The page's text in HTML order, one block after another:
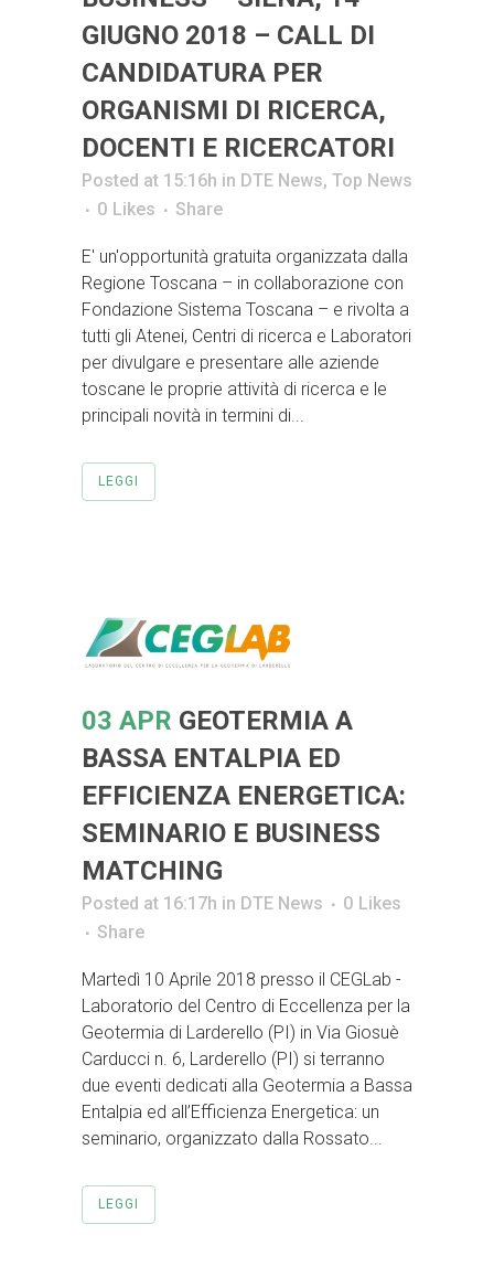
GIUGNO 2018 – CALL DI
CANDIDATURA PER
ORGANISMI DI RICERCA,
DOCENTI E RICERCATORI
Posted at 15:16h in DTE News, Top News
0 Likes Share
E' un'opportunità gratuita organizzata dalla
Regione Toscana – in collaborazione con
Fondazione Sistema Toscana – e rivolta a
tutti gli Atenei, Centri di ricerca e Laboratori
per divulgare e presentare alle aziende
toscane le proprie attività di ricerca e le
principali novità in termini di...
LEGGI
03 APR GEOTERMIA A
BASSA ENTALPIA ED
EFFICIENZA ENERGETICA:
SEMINARIO E BUSINESS
MATCHING
Posted at 16:17h in DTE News 0 Likes
Share
Martedì 10 Aprile 2018 presso il CEGLab -
Laboratorio del Centro di Eccellenza per la
Geotermia di Larderello (PI) in Via Giosuè
Carducci n. 6, Larderello (PI) si terranno
due eventi dedicati alla Geotermia a Bassa
Entalpia ed all’Efficienza Energetica: un
seminario, organizzato dalla Rossato...
LEGGI